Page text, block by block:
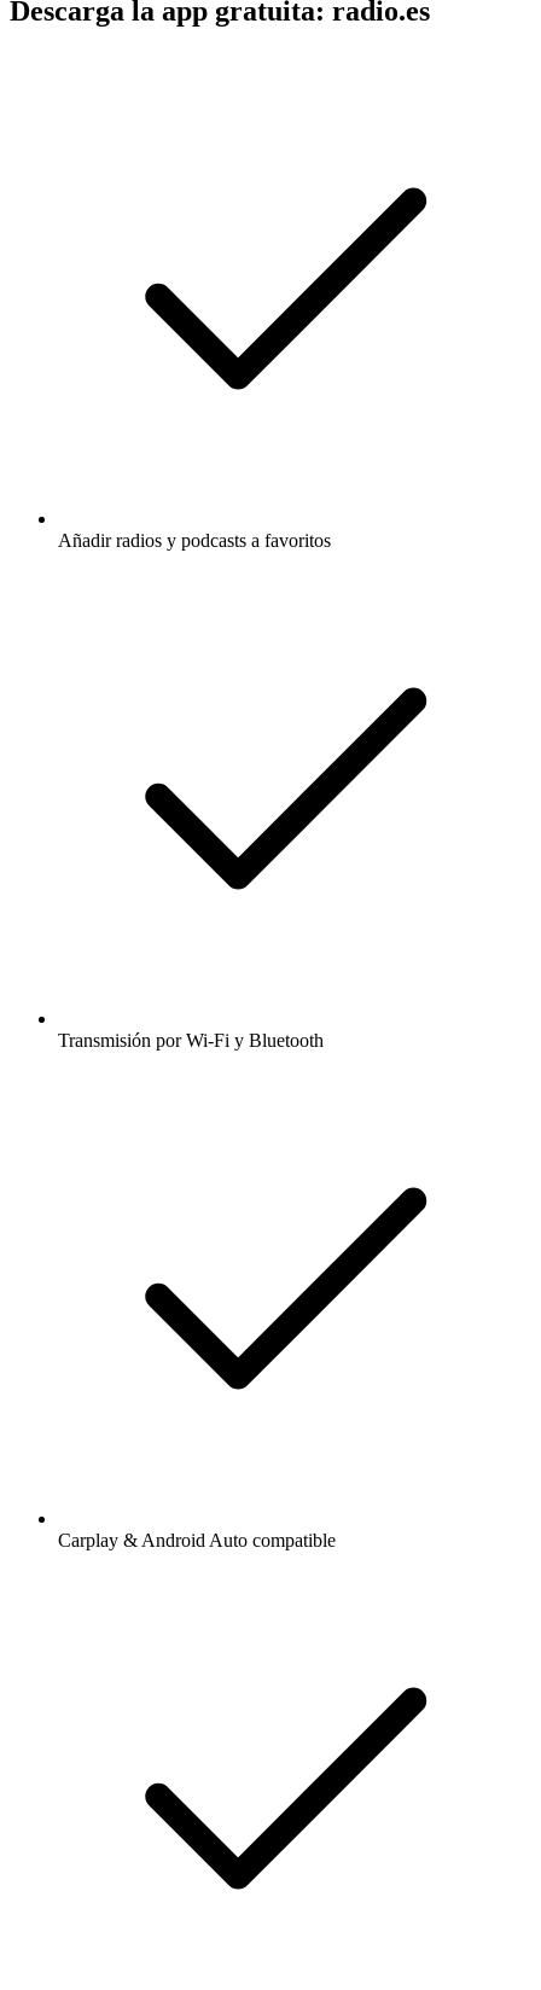
Descarga la app gratuita: radio.es
Añadir radios y podcasts a favoritos
Transmisión por Wi-Fi y Bluetooth
Carplay & Android Auto compatible